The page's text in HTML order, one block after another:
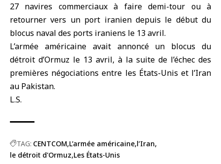
27 navires commerciaux à faire demi-tour ou à
retourner vers un port iranien depuis le début du
blocus naval des ports iraniens le 13 avril.
L’armée américaineavait annoncé un blocus du
détroit d’Ormuz le 13 avril, à la suite de l’échec des
premières négociations entre les États-Unis et l’Iran
au Pakistan.
L.S.
TAG: CENTCOM L’armée américaine l’Iran
le détroit d'Ormuz Les États-Unis